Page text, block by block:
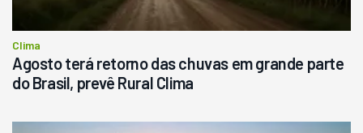
Consultar
Clima
Agosto terá retorno das chuvas em grande parte
do Brasil, prevê Rural Clima